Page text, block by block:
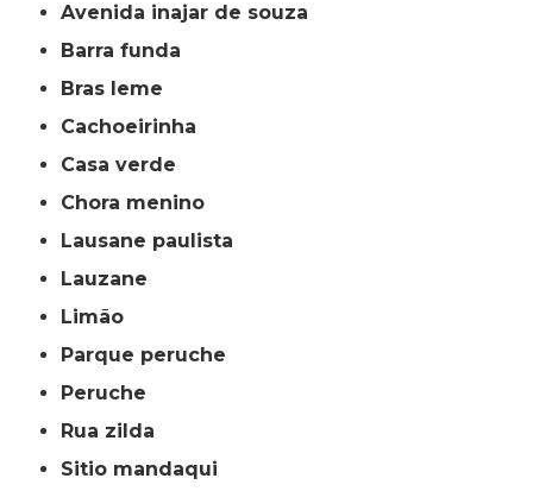
avenida inajar de souza
barra funda
bras leme
cachoeirinha
casa verde
chora menino
lausane paulista
lauzane
limão
parque peruche
peruche
rua zilda
sitio mandaqui